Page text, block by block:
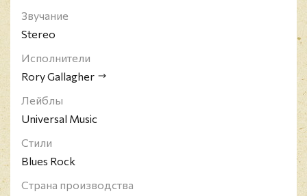
Звучание
Stereo
Исполнители
Rory Gallagher
Лейблы
Universal Music
Стили
Blues Rock
Страна производства